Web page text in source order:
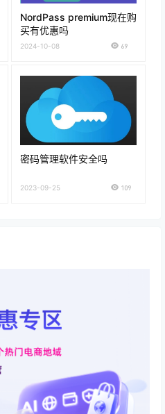
NordPass premium现在购
买有优惠吗
2024-10-08 69
密码管理软件安全吗
2023-09-25 109